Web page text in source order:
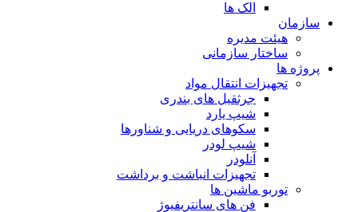
الک ها
سازمان
هيئت مديره
ساختار سازمانی
پروژه ها
تجهيزات انتقال مواد
جرثقيل های بندری
شيپ يارد
سكوهای دريايی و شناورها
شيپ لودر
آنلودر
تجهيزات انباشت و برداشت
توربو ماشين ها
فن های سانتريفيوژ